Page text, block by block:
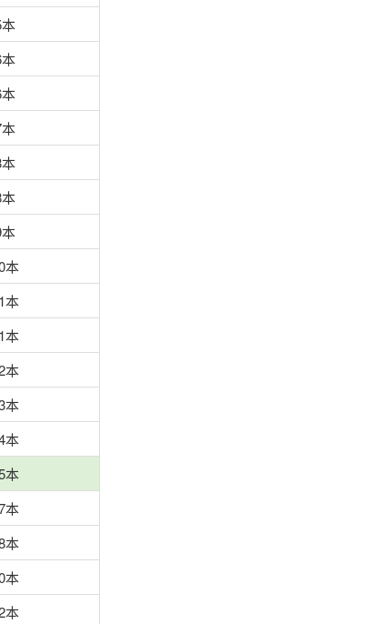
本
本
本
本
本
本
本
本
本
本
本